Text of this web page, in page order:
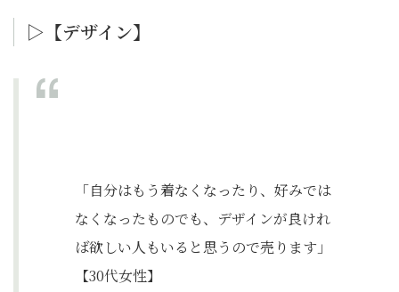
▷【デザイン】
「自分はもう着なくなったり、好みでは
なくなったものでも、デザインが良けれ
ば欲しい人もいると思うので売ります」
【30代女性】